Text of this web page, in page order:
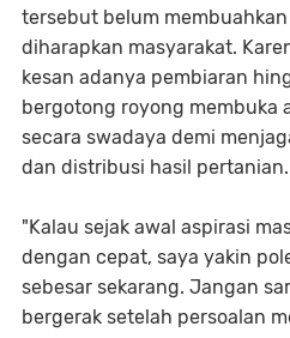
tersebut belum
diharapkan masyarakat.
kesan adanya pembiaran
bergotong royong membuka
secara swadaya demi
dan distribusi hasil pertanian.
"Kalau sejak awal aspirasi
dengan cepat, saya yakin
sebesar sekarang. Jangan
bergerak setelah persoalan